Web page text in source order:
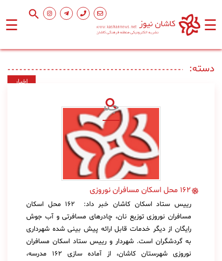
☰ ☰
دسته:
اخبار
۱۶۲ محل اسکان مسافران نوروزی
رییس ستاد اسکان کاشان خبر داد: ۱۶۲ محل اسکان
مسافران نوروزی توزیع نان، چادر‌های مسافرتی و آب جوش
رایگان از دیگر خدمات قابل ارائه پیش بینی شده شهرداری
به گردشگران است. شهردار و رییس ستاد اسکان مسافران
نوروزی شهرستان کاشان، از آماده سازی ۱۶۲ مدرسه،